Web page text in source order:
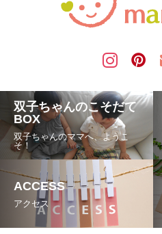
双子ちゃんのこそだて
BOX
双子ちゃんのママへ、ようこ
そ！
ACCESS
アクセス